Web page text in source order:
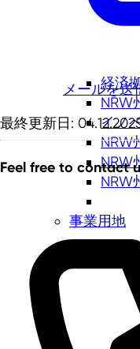
経済
NRW
イノ
NRW
NRW
NRW
事業用地
メールを送
最終更新日:
Feel free to contact